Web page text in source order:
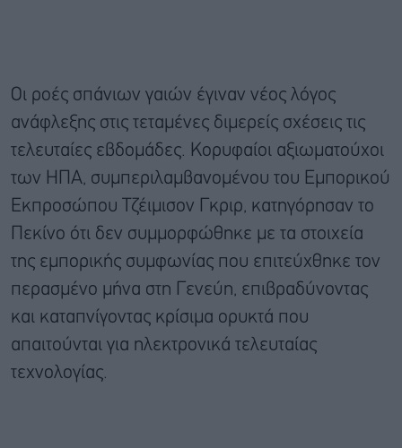
Οι ροές σπάνιων γαιών έγιναν νέος λόγος
ανάφλεξης στις τεταμένες διμερείς σχέσεις τις
τελευταίες εβδομάδες. Κορυφαίοι αξιωματούχοι
των ΗΠΑ, συμπεριλαμβανομένου του Εμπορικού
Εκπροσώπου Τζέιμισον Γκριρ, κατηγόρησαν το
Πεκίνο ότι δεν συμμορφώθηκε με τα στοιχεία
της εμπορικής συμφωνίας που επιτεύχθηκε τον
περασμένο μήνα στη Γενεύη, επιβραδύνοντας
και καταπνίγοντας κρίσιμα ορυκτά που
απαιτούνται για ηλεκτρονικά τελευταίας
τεχνολογίας.